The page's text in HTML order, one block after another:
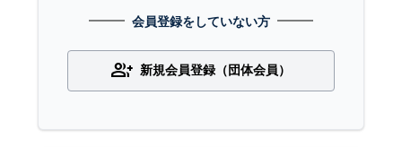
会員登録をしていない方
group_add 新規会員登録（団体会員）